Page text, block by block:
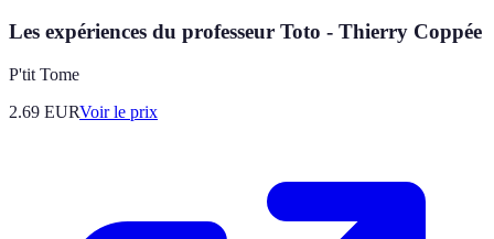
Les expériences du professeur Toto - Thierry Coppée
P'tit Tome
2.69 EURVoir le prix